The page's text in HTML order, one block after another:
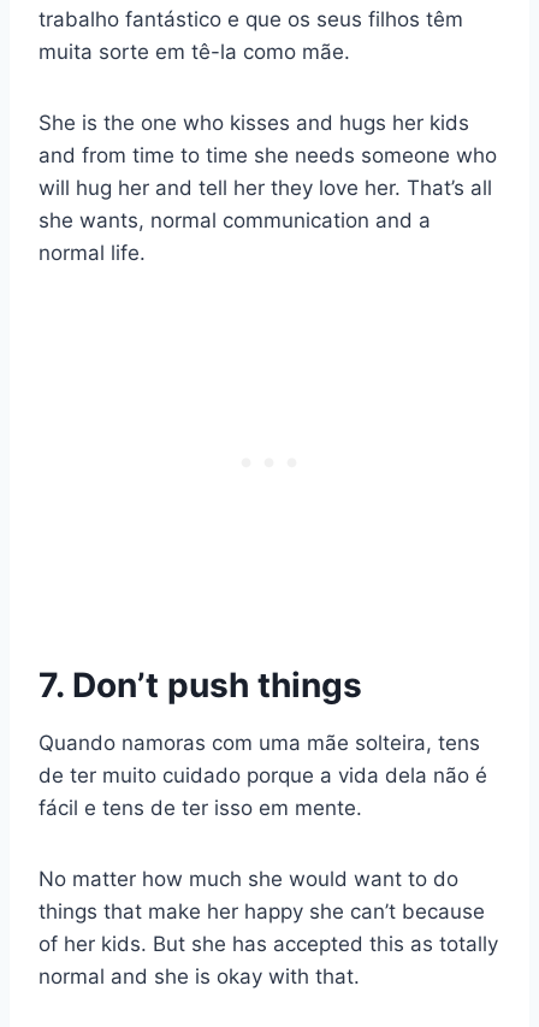
trabalho fantástico e que os seus filhos têm
muita sorte em tê-la como mãe.
She is the one who kisses and hugs her kids
and from time to time she needs someone who
will hug her and tell her they love her. That’s all
she wants, normal communication and a
normal life.
7. Don’t push things
Quando namoras com uma mãe solteira, tens
de ter muito cuidado porque a vida dela não é
fácil e tens de ter isso em mente.
No matter how much she would want to do
things that make her happy she can’t because
of her kids. But she has accepted this as totally
normal and she is okay with that.